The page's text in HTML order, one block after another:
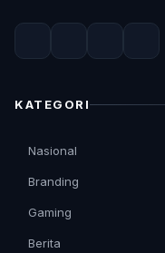
KATEGORI
Nasional
Branding
Gaming
Berita